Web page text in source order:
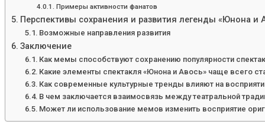
Примеры активности фанатов
Перспективы сохранения и развития легенды «Юнона и
Возможные направления развития
Заключение
Как мемы способствуют сохранению популярности
Какие элементы спектакля «Юнона и Авось» чаще всего
Как современные культурные тренды влияют на
В чем заключается взаимосвязь между театральной
Может ли использование мемов изменить восприятие